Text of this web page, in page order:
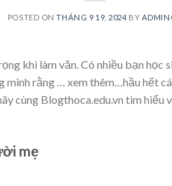
POSTED ONTHÁNG 9 19, 2024 BY
khi làm văn. Có nhiều bạn học
minh rằng
… xem thêm… hầu hết
cùng Blogthoca.edu.vn tìm
mẹ